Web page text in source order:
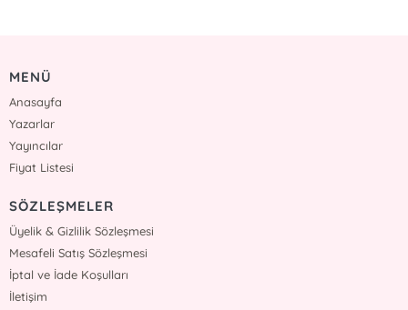
MENÜ
Anasayfa
Yazarlar
Yayıncılar
Fiyat Listesi
SÖZLEŞMELER
Üyelik & Gizlilik Sözleşmesi
Mesafeli Satış Sözleşmesi
İptal ve İade Koşulları
İletişim